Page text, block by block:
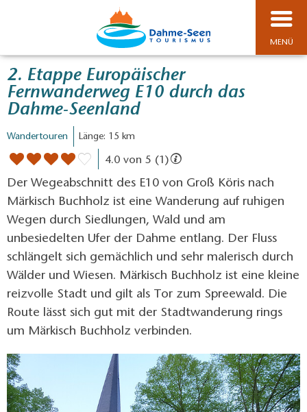
MENÜ
2. Etappe Europäischer
Fernwanderweg E10 durch das
Dahme-Seenland
Wandertouren Länge: 15 km
4.0 von 5 (1)
Der Wegeabschnitt des E10 von Groß Köris nach
Märkisch Buchholz ist eine Wanderung auf ruhigen
Wegen durch Siedlungen, Wald und am
unbesiedelten Ufer der Dahme entlang. Der Fluss
schlängelt sich gemächlich und sehr malerisch durch
Wälder und Wiesen. Märkisch Buchholz ist eine kleine
reizvolle Stadt und gilt als Tor zum Spreewald. Die
Route lässt sich gut mit der Stadtwanderung rings
um Märkisch Buchholz verbinden.